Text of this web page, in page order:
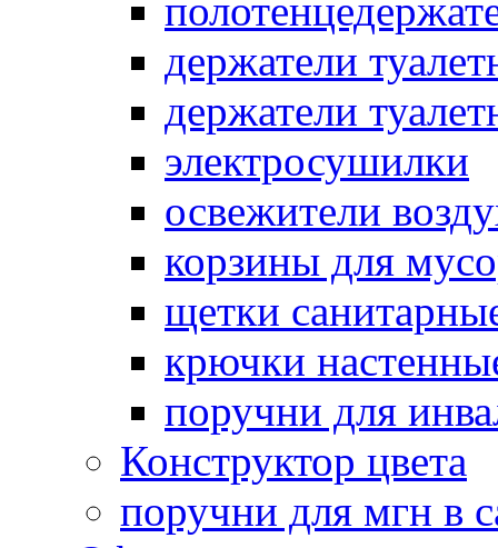
держатели
держатели
электросушилки
освежители
корзины для
щетки
крючки
поручни для
Конструктор цвета
поручни для мгн в